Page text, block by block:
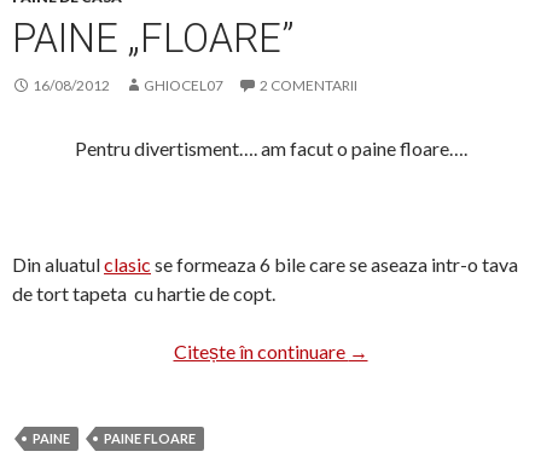
PAINE „FLOARE”
16/08/2012 GHIOCEL07 2 COMENTARII
Pentru divertisment…. am facut o paine floare….
Din aluatulclasic se formeaza 6 bile care se aseaza intr-o tava
de tort tapeta cu hartie de copt.
Citește în continuare Paine „floare”
→
PAINE PAINE FLOARE